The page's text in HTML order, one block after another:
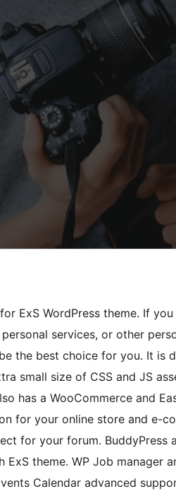
ExS WordPress theme. If
services, or other
the best choice for you. It is
small size of CSS and JS
has a WooCommerce and
for your online store and e-
for your forum. BuddyPress
theme. WP Job manager
Calendar advanced